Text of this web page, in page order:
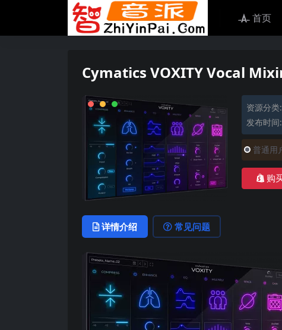
首页
Cymatics VOXITY Vocal
资源分类:
发布时
普通用
购
详情介绍 常见问题